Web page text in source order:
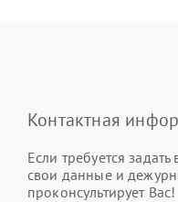
Контактная
Если требуется задать
свои данные и
проконсультирует Вас!